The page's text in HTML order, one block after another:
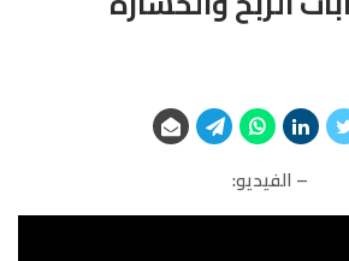
– الفيديو: